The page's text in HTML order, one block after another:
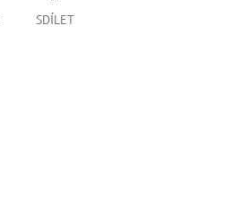
SDÍLET